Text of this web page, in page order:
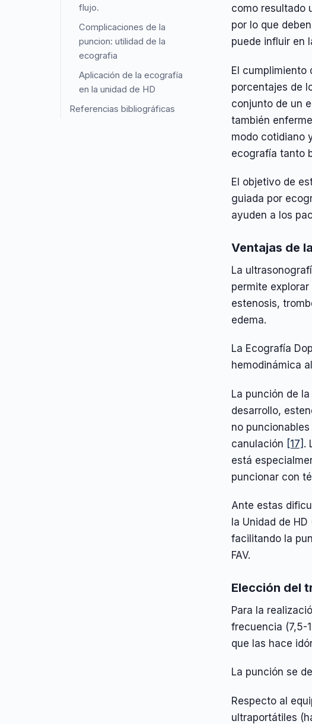
flujo.
Complicaciones de la
puncion: utilidad de la
ecografia
Aplicación de la ecografía
en la unidad de HD
Referencias bibliográficas
como resultado
por lo que
puede influir en
El cumplimiento
porcentajes de
conjunto de un
también
modo cotidiano
ecografía tanto
El objetivo de
guiada por
ayuden a los
Ventajas de
La
permite
estenosis,
edema.
La Ecografía
hemodinámica
La punción de
desarrollo,
no
canulación [17] .
está
puncionar con
Ante estas
la Unidad de
facilitando la
FAV.
Elección del
Para la
frecuencia (7,5-
que las hace
La punción se
Respecto al
ultraportátiles